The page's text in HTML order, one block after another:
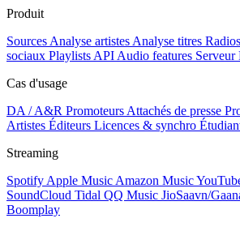
Produit
Sources Analyse artistes Analyse titres Radios
sociaux Playlists API Audio features Serveur
Cas d'usage
DA / A&R Promoteurs Attachés de presse
Artistes Éditeurs Licences & synchro
Streaming
Spotify Apple Music Amazon Music
SoundCloud Tidal QQ Music JioSaavn/
Boomplay